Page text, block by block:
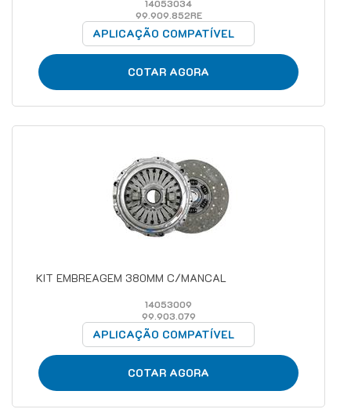
14053034
99.909.852RE
APLICAÇÃO COMPATÍVEL
COTAR AGORA
KIT EMBREAGEM 380MM C/MANCAL
14053009
99.903.079
APLICAÇÃO COMPATÍVEL
COTAR AGORA